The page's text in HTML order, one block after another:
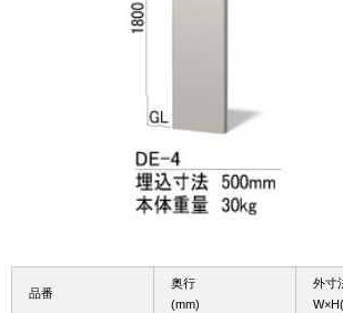
品番
奥行
(mm)
外寸